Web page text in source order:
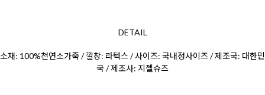
DETAIL
소재: 100%천연소가죽 / 깔창: 라텍스 / 사이즈: 국내정사이즈 / 제조국: 대한민
국 / 제조사: 지젤슈즈